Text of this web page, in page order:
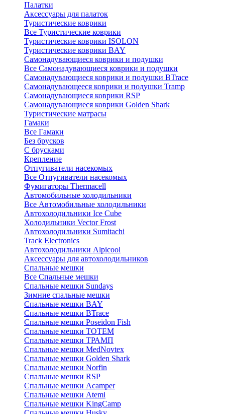
Палатки
Аксессуары для палаток
Туристические коврики
Все Туристические коврики
Туристические коврики ISOLON
Туристические коврики BAY
Самонадувающиеся коврики и подушки
Все Самонадувающиеся коврики и подушки
Самонадувающиеся коврики и подушки BTrace
Самонадувающееся коврики и подушки Tramp
Самонадувающиеся коврики RSP
Самонадувающиеся коврики Golden Shark
Туристические матрасы
Гамаки
Все Гамаки
Без брусков
С брусками
Крепление
Отпугиватели насекомых
Все Отпугиватели насекомых
Фумигаторы Thermacell
Автомобильные холодильники
Все Автомобильные холодильники
Автохолодильники Ice Cube
Холодильники Vector Frost
Автохолодильники Sumitachi
Track Electronics
Автохолодильники Alpicool
Аксессуары для автохолодильников
Спальные мешки
Все Спальные мешки
Спальные мешки Sundays
Зимние спальные мешки
Спальные мешки BAY
Спальные мешки BTrace
Спальные мешки Poseidon Fish
Спальные мешки ТОТЕМ
Спальные мешки ТРАМП
Cпальные мешки MedNovtex
Спальные мешки Golden Shark
Спальные мешки Norfin
Спальные мешки RSP
Спальные мешки Acamper
Спальные мешки Atemi
Спальные мешки KingCamp